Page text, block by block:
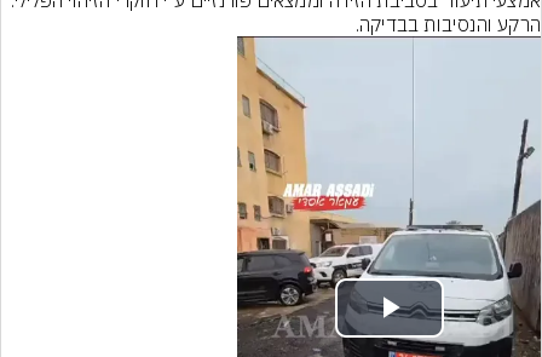
הרקע והנסיבות בבדיקה.
Play